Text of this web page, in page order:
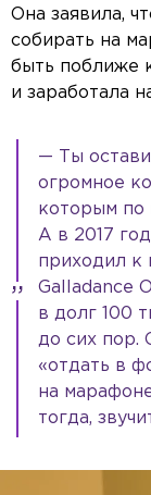
Она заявила,
собирать на
быть поближе
и заработала
— Ты
огромное
которым по
А в 2017
приходил к
Galladance
в долг 100
до сих пор.
«отдать в
на
тогда,